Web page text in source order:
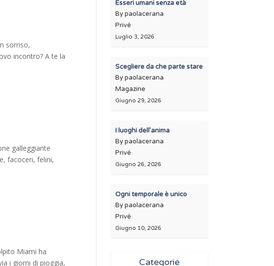
sorriso,
incontro? A te la
galleggiante
facoceri, felini,
Miami ha
i giorni di pioggia,
Esseri umani senza età
By paolacerana
Privé
Luglio 3, 2026
Scegliere da che parte stare
By paolacerana
Magazine
Giugno 29, 2026
I luoghi dell’anima
By paolacerana
Privé
Giugno 26, 2026
Ogni temporale è unico
By paolacerana
Privé
Giugno 10, 2026
Categorie